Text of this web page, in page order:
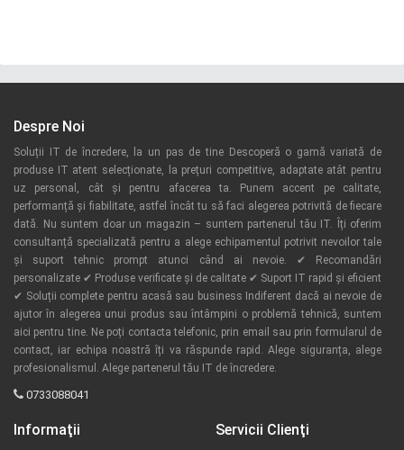
Despre Noi
Soluții IT de încredere, la un pas de tine Descoperă o gamă variată de
produse IT atent selecționate, la prețuri competitive, adaptate atât pentru
uz personal, cât și pentru afacerea ta. Punem accent pe calitate,
performanță și fiabilitate, astfel încât tu să faci alegerea potrivită de fiecare
dată. Nu suntem doar un magazin – suntem partenerul tău IT. Îți oferim
consultanță specializată pentru a alege echipamentul potrivit nevoilor tale
și suport tehnic prompt atunci când ai nevoie. ✔ Recomandări
personalizate ✔ Produse verificate și de calitate ✔ Suport IT rapid și eficient
✔ Soluții complete pentru acasă sau business Indiferent dacă ai nevoie de
ajutor în alegerea unui produs sau întâmpini o problemă tehnică, suntem
aici pentru tine. Ne poți contacta telefonic, prin email sau prin formularul de
contact, iar echipa noastră îți va răspunde rapid. Alege siguranța, alege
profesionalismul. Alege partenerul tău IT de încredere.
0733088041
Informaţii Servicii Clienţi